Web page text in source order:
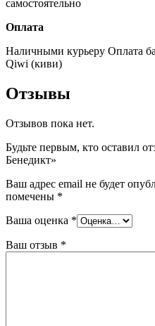
самостоятельно
Оплата
Наличными курьеру Оплата
Qiwi (киви)
Отзывы
Отзывов пока нет.
Будьте первым, кто оставил
Бенедикт»
Ваш адрес email не будет
помечены *
Ваша оценка *
Ваш отзыв *